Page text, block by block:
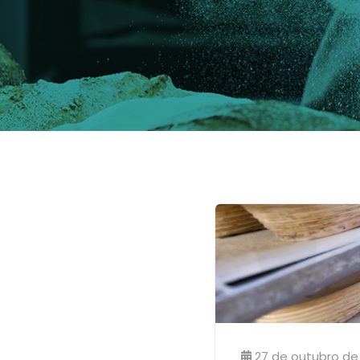
27 de outubro de